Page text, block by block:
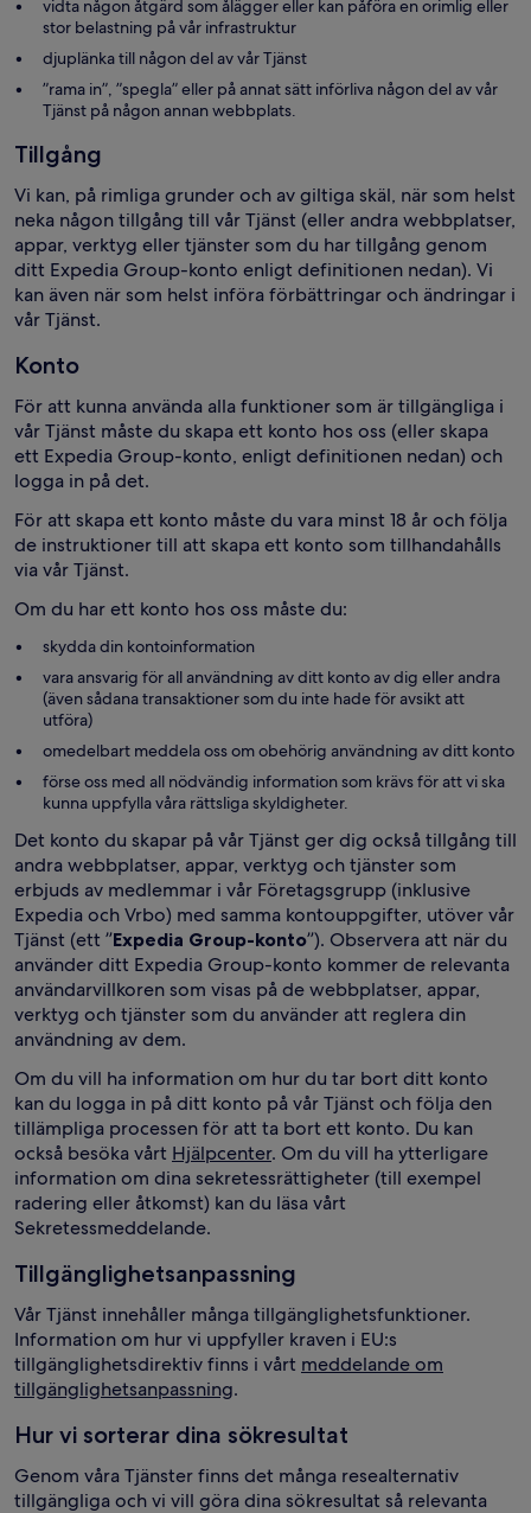
vidta någon åtgärd som ålägger eller kan påföra en orimlig eller
stor belastning på vår infrastruktur
djuplänka till någon del av vår Tjänst
”rama in”, ”spegla” eller på annat sätt införliva någon del av vår
Tjänst på någon annan webbplats.
Tillgång
Vi kan, på rimliga grunder och av giltiga skäl, när som helst
neka någon tillgång till vår Tjänst (eller andra webbplatser,
appar, verktyg eller tjänster som du har tillgång genom
ditt Expedia Group-konto enligt definitionen nedan). Vi
kan även när som helst införa förbättringar och ändringar i
vår Tjänst.
Konto
För att kunna använda alla funktioner som är tillgängliga i
vår Tjänst måste du skapa ett konto hos oss (eller skapa
ett Expedia Group-konto, enligt definitionen nedan) och
logga in på det.
För att skapa ett konto måste du vara minst 18 år och följa
de instruktioner till att skapa ett konto som tillhandahålls
via vår Tjänst.
Om du har ett konto hos oss måste du:
skydda din kontoinformation
vara ansvarig för all användning av ditt konto av dig eller andra
(även sådana transaktioner som du inte hade för avsikt att
utföra)
omedelbart meddela oss om obehörig användning av ditt konto
förse oss med all nödvändig information som krävs för att vi ska
kunna uppfylla våra rättsliga skyldigheter.
Det konto du skapar på vår Tjänst ger dig också tillgång till
andra webbplatser, appar, verktyg och tjänster som
erbjuds av medlemmar i vår Företagsgrupp (inklusive
Expedia och Vrbo) med samma kontouppgifter, utöver vår
Tjänst (ett ”Expedia Group-konto”). Observera att när du
använder ditt Expedia Group-konto kommer de relevanta
användarvillkoren som visas på de webbplatser, appar,
verktyg och tjänster som du använder att reglera din
användning av dem.
Om du vill ha information om hur du tar bort ditt konto
kan du logga in på ditt konto på vår Tjänst och följa den
tillämpliga processen för att ta bort ett konto. Du kan
också besöka vårt Hjälpcenter. Om du vill ha ytterligare
information om dina sekretessrättigheter (till exempel
radering eller åtkomst) kan du läsa vårt
Sekretessmeddelande.
Tillgänglighetsanpassning
Vår Tjänst innehåller många tillgänglighetsfunktioner.
Information om hur vi uppfyller kraven i EU:s
tillgänglighetsdirektiv finns i vårt meddelande om
tillgänglighetsanpassning.
Hur vi sorterar dina sökresultat
Genom våra Tjänster finns det många resealternativ
tillgängliga och vi vill göra dina sökresultat så relevanta